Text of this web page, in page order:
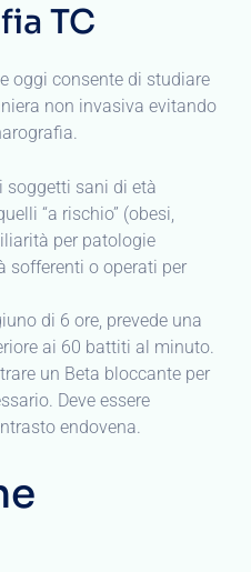
TC
oggi consente di studiare
non invasiva evitando
soggetti sani di età
“a rischio” (obesi,
per patologie
sofferenti o operati per
di 6 ore, prevede una
ai 60 battiti al minuto.
un Beta bloccante per
Deve essere
endovena.